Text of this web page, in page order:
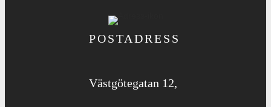
POSTADRESS
Västgötegatan 12,